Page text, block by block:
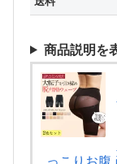
商品説明を
っこりお腹